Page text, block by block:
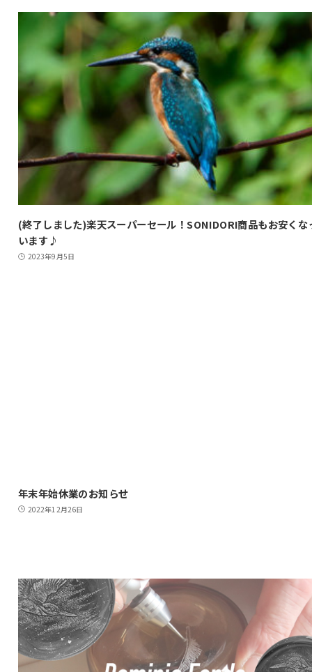
(終了しました)楽天スーパーセール！SONIDORI商品もお安くな
います♪
2023年9月5日
年末年始休業のお知らせ
2022年12月26日